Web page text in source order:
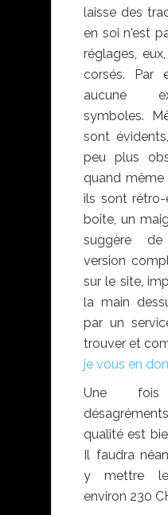
laisse des
en soi n'est
réglages,
corsés. Par
aucune
symboles.
sont
peu plus
quand
ils sont rétro-
boîte, un
suggère
version
sur le site,
la main
par un
trouver et
je vous en
Une
qualité est
Il faudra
y mettre le
environ 230